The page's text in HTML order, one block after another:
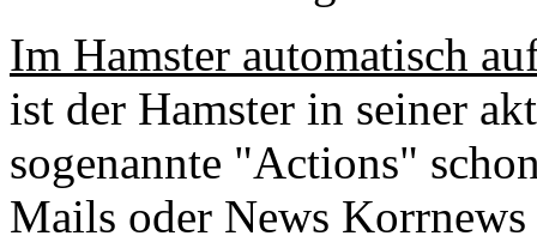
Im Hamster automatisch
ist der Hamster in seiner
sogenannte "Actions"
Mails oder News